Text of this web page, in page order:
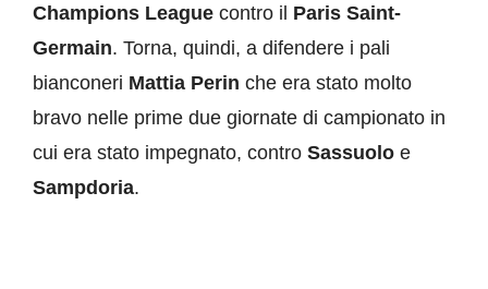
Champions League contro il Paris Saint-
Germain. Torna, quindi, a difendere i pali
bianconeri Mattia Perin che era stato molto
bravo nelle prime due giornate di campionato in
cui era stato impegnato, contro Sassuolo e
Sampdoria.